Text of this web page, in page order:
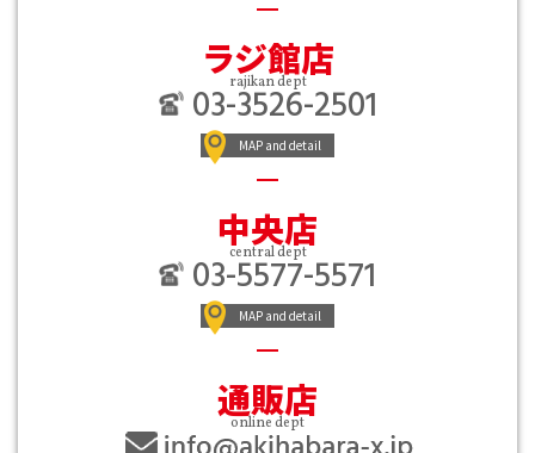
ラジ館店
rajikan dept
03-3526-2501
MAP and detail
中央店
central dept
03-5577-5571
MAP and detail
通販店
online dept